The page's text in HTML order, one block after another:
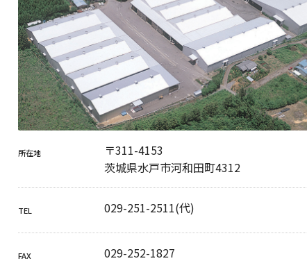
所在地
〒311-4153
茨城県水戸市河和田町4312
TEL 029-251-2511(代)
FAX 029-252-1827